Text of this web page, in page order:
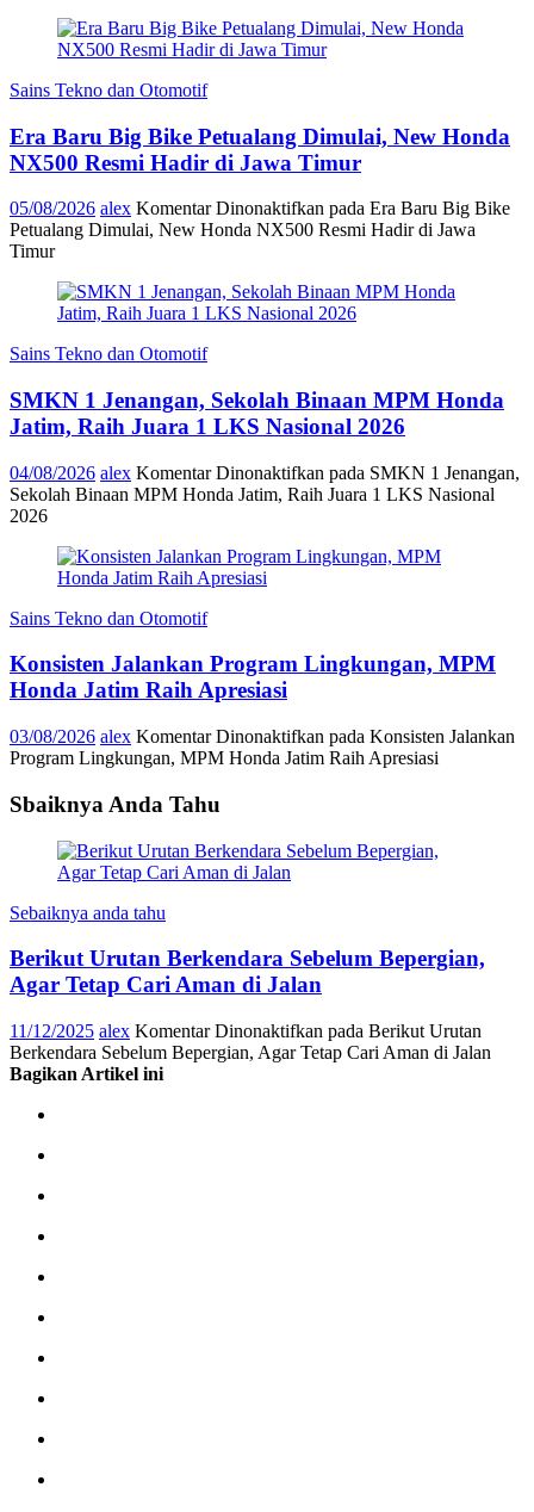
Sains Tekno dan Otomotif
Era Baru Big Bike Petualang Dimulai, New Honda
NX500 Resmi Hadir di Jawa Timur
05/08/2026 alex Komentar Dinonaktifkan pada Era Baru Big Bike
Petualang Dimulai, New Honda NX500 Resmi Hadir di Jawa
Timur
Sains Tekno dan Otomotif
SMKN 1 Jenangan, Sekolah Binaan MPM Honda
Jatim, Raih Juara 1 LKS Nasional 2026
04/08/2026 alex Komentar Dinonaktifkan pada SMKN 1 Jenangan,
Sekolah Binaan MPM Honda Jatim, Raih Juara 1 LKS Nasional
2026
Sains Tekno dan Otomotif
Konsisten Jalankan Program Lingkungan, MPM
Honda Jatim Raih Apresiasi
03/08/2026 alex Komentar Dinonaktifkan pada Konsisten Jalankan
Program Lingkungan, MPM Honda Jatim Raih Apresiasi
Sbaiknya Anda Tahu
Sebaiknya anda tahu
Berikut Urutan Berkendara Sebelum Bepergian,
Agar Tetap Cari Aman di Jalan
11/12/2025 alex Komentar Dinonaktifkan pada Berikut Urutan
Berkendara Sebelum Bepergian, Agar Tetap Cari Aman di Jalan
Bagikan Artikel ini